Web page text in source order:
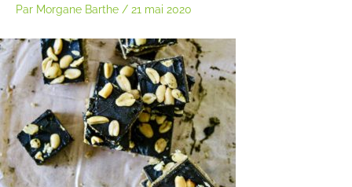
Par Morgane Barthe / 21 mai 2020